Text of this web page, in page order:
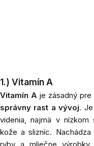
1.) Vitamín A
Vitamín A je zásadný pre
správny rast a vývoj.
videnia, najmä v
kože a slizníc.